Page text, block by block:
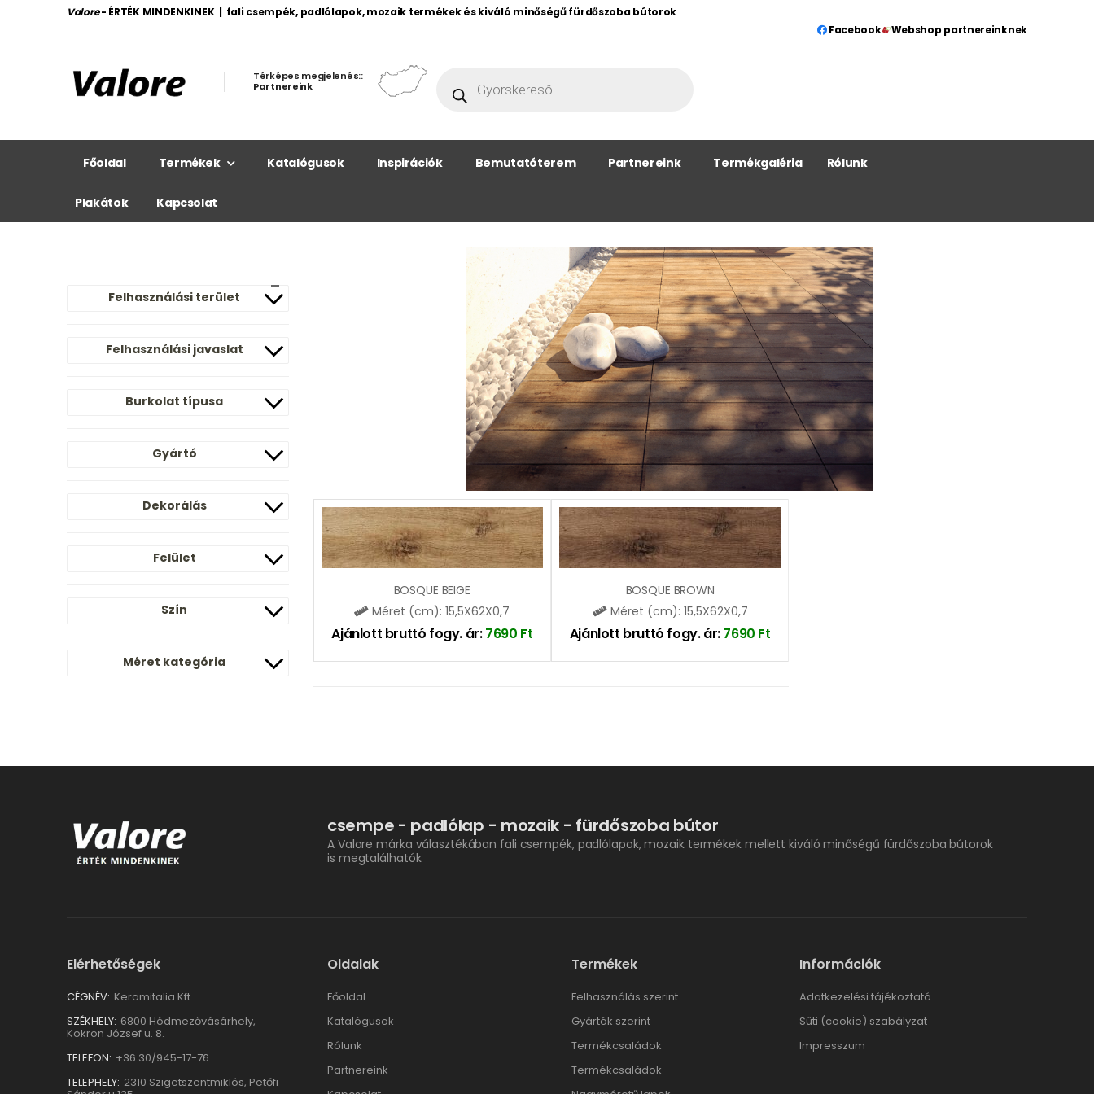
Valore - ÉRTÉK MINDENKINEK | fali csempék, padlólapok, mozaik termékek és kiváló minőségű fürdőszoba bútorok
Facebook
Webshop partnereinknek
Térképes megjelenés::
Partnereink
Főoldal Termékek Katalógusok Inspirációk Bemutatóterem Partnereink Termékgaléria Rólunk
Plakátok Kapcsolat
Felhasználási terület
Felhasználási javaslat
Burkolat típusa
Gyártó
Dekorálás
Felület
Szín
Méret kategória
BOSQUE BEIGE
Méret (cm): 15,5X62X0,7
Ajánlott bruttó fogy. ár:7690 Ft
BOSQUE BROWN
Méret (cm): 15,5X62X0,7
Ajánlott bruttó fogy. ár:7690 Ft
csempe - padlólap - mozaik - fürdőszoba bútor
A Valore márka választékában fali csempék, padlólapok, mozaik termékek mellett kiváló minőségű fürdőszoba bútorok
is megtalálhatók.
Elérhetőségek
CÉGNÉV: Keramitalia Kft.
SZÉKHELY: 6800 Hódmezővásárhely,
Kokron József u. 8.
TELEFON: +36 30/945-17-76
TELEPHELY: 2310 Szigetszentmiklós, Petőfi
Oldalak
Főoldal
Katalógusok
Rólunk
Partnereink
Termékek
Felhasználás szerint
Gyártók szerint
Termékcsaládok
Termékcsaládok
Információk
Adatkezelési tájékoztató
Süti (cookie) szabályzat
Impresszum